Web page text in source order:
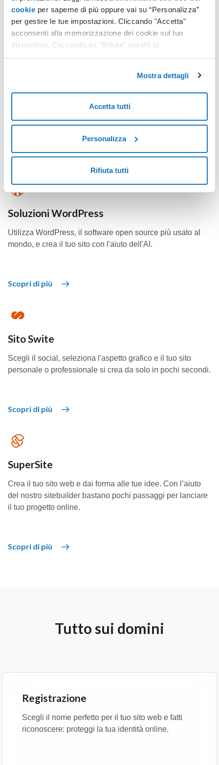
cookie per saperne di più oppure vai su “Personalizza”
per gestire le tue impostazioni. Cliccando "Accetta"
acconsenti alla memorizzazione dei cookie sul tuo
dispositivo. Cliccando su "Rifiuta" accetti la
memorizzazione dei soli cookie necessari.
Mostra dettagli
Accetta tutti
Personalizza
Rifiuta tutti
Scopri di più
Crea caselle email certificate personalizzate per inviare
email con lo stesso valore legale di una raccomandata con
ricevuta di ritorno.
Scopri di più
Soluzioni WordPress
Utilizza WordPress, il software open source più usato al
mondo, e crea il tuo sito con l'aiuto dell'AI.
Scopri di più
Sito Swite
Scegli il social, seleziona l'aspetto grafico e il tuo sito
personale o professionale si crea da solo in pochi secondi.
Scopri di più
SuperSite
Crea il tuo sito web e dai forma alle tue idee. Con l’aiuto
del nostro sitebuilder bastano pochi passaggi per lanciare
il tuo progetto online.
Scopri di più
Tutto sui domini
Registrazione
Scegli il nome perfetto per il tuo sito web e fatti
riconoscere: proteggi la tua identità online.